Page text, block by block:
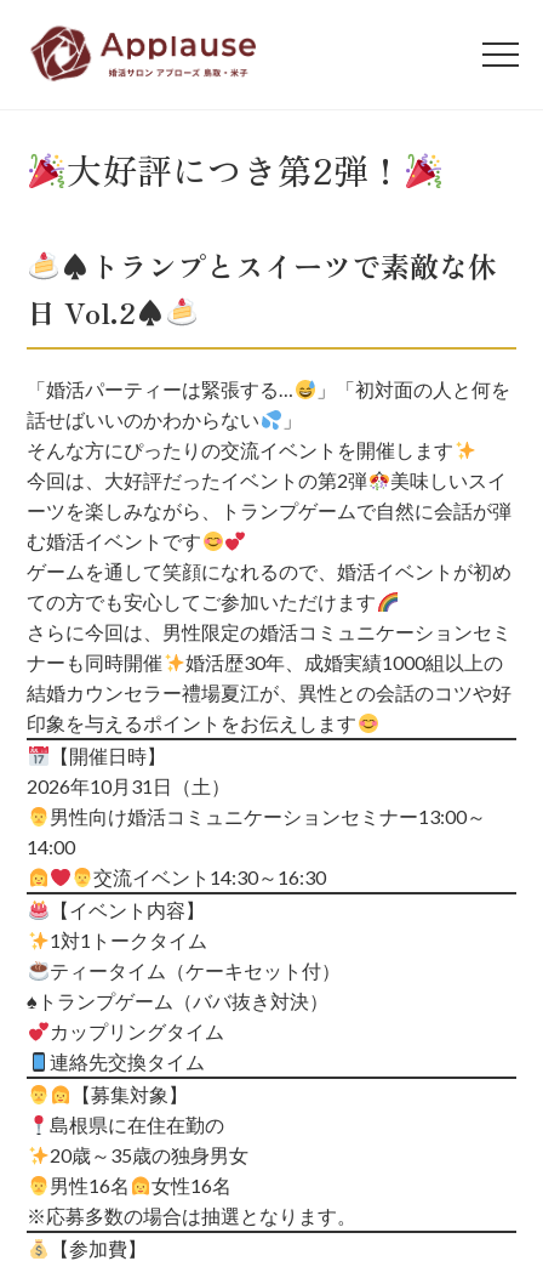
大好評につき第2弾！
♠️ トランプとスイーツで素敵な休
日 Vol.2♠️
「婚活パーティーは緊張する… 」
「初対面の人と何を
話せばいいのかわからない
」
そんな方にぴったりの交流イベントを開催します
今回は、大好評だったイベントの第2弾
美味しいスイ
ーツを楽しみながら、トランプゲームで自然に会話が弾
む婚活イベントです
ゲームを通して笑顔になれるので、婚活イベントが初め
ての方でも安心してご参加いただけます
さらに今回は、男性限定の婚活コミュニケーションセミ
ナーも同時開催
婚活歴30年、成婚実績1000組以上の
結婚カウンセラー禮場夏江が、異性との会話のコツや好
印象を与えるポイントをお伝えします
【開催日時】
2026年10月31日（土）
男性向け婚活コミュニケーションセミナー13:00～
14:00
交流イベント 14:30～16:30
【イベント内容】
1対1トークタイム
ティータイム（ケーキセット付）
♠️トランプゲーム（ババ抜き対決）
カップリングタイム
連絡先交換タイム
【募集対象】
島根県に在住在勤の
20歳～35歳の独身男女
男性16名
女性16名
※応募多数の場合は抽選となります。
【参加費】